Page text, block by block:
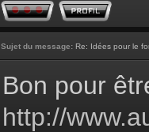
Sujet du message: Re: Idées pour le
Bon pour
http://